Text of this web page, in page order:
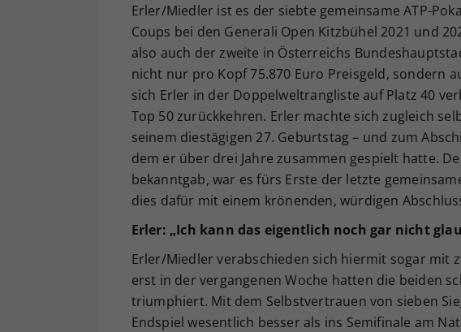
Erler/Miedler ist es der siebte gemeinsame ATP-
Coups bei den Generali Open Kitzbühel 2021 und
also auch der zweite in Österreichs
nicht nur pro Kopf 75.870 Euro Preisgeld, sondern
sich Erler in der Doppelweltrangliste auf Platz 40
Top 50 zurückkehren. Erler machte sich zugleich
seinem diestägigen 27. Geburtstag – und zum
dem er über drei Jahre zusammen gespielt hatte.
bekanntgab, war es fürs Erste der letzte
dies dafür mit einem krönenden, würdigen
Erler: „Ich kann das eigentlich noch gar nicht
Erler/Miedler verabschieden sich hiermit sogar mit
erst in der vergangenen Woche hatten die beiden
triumphiert. Mit dem Selbstvertrauen von sieben
Endspiel wesentlich besser als ins Semifinale am